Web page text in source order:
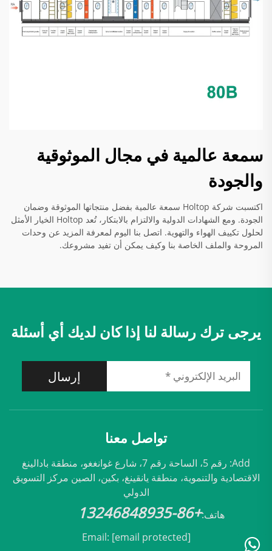
سمعة عالمية في مجال الموثوقية
والجودة
اكتسبت شركة Holtop سمعة عالمية بفضل منتجاتها الموثوقة وضمان
الجودة. ومع الشهادات الدولية والالتزام بالابتكار، تُعد Holtop الخيار الأمثل
لحلول تكييف الهواء والتهوية. اتصل بنا اليوم لمعرفة المزيد عن وحدات
المروحة والملف الخاصة بنا وكيف يمكن أن تفيد مشروعك.
يرجى ترك رسالة لنا إذا كان لديك أي أسئلة
إرسال
تواصل معنا
Add: رقم 5، الساحة رقم 7، شارع غوانغغو، منطقة بادالينغ
الاقتصادية والتنموية، منطقة يانقينغ، بكين، الصين مركز التسويق
الدولي
هاتف:+86-13246848935
Email: [email protected]